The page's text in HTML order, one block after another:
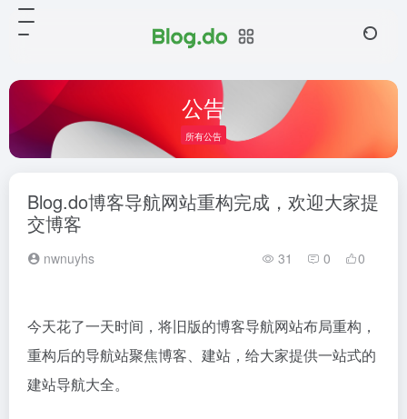
公告
所有公告
Blog.do博客导航网站重构完成，欢迎大家提
交博客
nwnuyhs 31 0 0
今天花了一天时间，将旧版的博客导航网站布局重构，
重构后的导航站聚焦博客、建站，给大家提供一站式的
建站导航大全。